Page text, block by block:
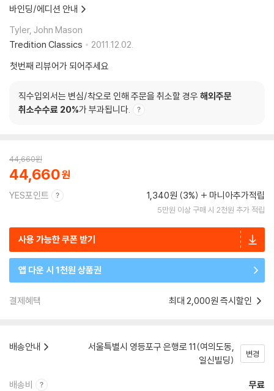
바인딩/에디션 안내
Tyler, John Mason
Tredition Classics
2011.12.02.
첫번째 리뷰어가 되어주세요
직수입외서는 변심/착오로 인해 주문을 취소할 경우 해외주문
취소수수료 20%가 부과됩니다.
44,660원
44,660
YES포인트 1,340원 (3%) 마니아추가적립
5만원 이상 구매 시 2천원 추가 적립
사용 가능한 쿠폰 받기
앱 다운 시 1천원 상품권
결제혜택 최대 2,000원 즉시할인
배송안내
서울특별시 영등포구 은행로 11(여의도동,
일신빌딩)
변경
배송비 무료